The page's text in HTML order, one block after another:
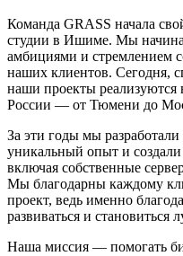
Команда GRASS начала
студии в Ишиме. Мы
амбициями и стремлением
наших клиентов. Сегодня,
наши проекты
России — от Тюмени до
За эти годы мы
уникальный опыт и
включая собственные
Мы благодарны каждому
проект, ведь именно
развиваться и становиться
Наша миссия — помогать